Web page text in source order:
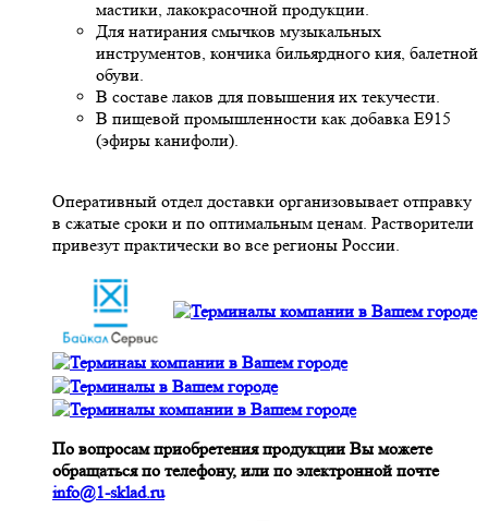
мастики, лакокрасочной продукции.
Для натирания смычков музыкальных
инструментов, кончика бильярдного кия, балетной
обуви.
В составе лаков для повышения их текучести.
В пищевой промышленности как добавка Е915
(эфиры канифоли).
Оперативный отдел доставки организовывает отправку
в сжатые сроки и по оптимальным ценам. Растворители
привезут практически во все регионы России.
По вопросам приобретения продукции Вы можете
обращаться по телефону, или по электронной почте
info@1-sklad.ru